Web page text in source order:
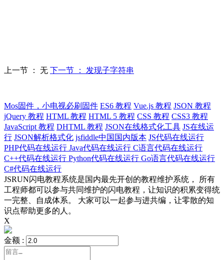
上一节 ： 无 下一节 ： 发现子字符串
Mos固件，小电视必刷固件 ES6 教程 Vue.js 教程 JSON 教程
jQuery 教程 HTML 教程 HTML 5 教程 CSS 教程 CSS3 教程
JavaScript 教程 DHTML 教程 JSON在线格式化工具 JS在线运
行 JSON解析格式化 jsfiddle中国国内版本 JS代码在线运行
PHP代码在线运行 Java代码在线运行 C语言代码在线运行
C++代码在线运行 Python代码在线运行 Go语言代码在线运行
C#代码在线运行
JSRUN闪电教程系统是国内最先开创的教程维护系统， 所有
工程师都可以参与共同维护的闪电教程，让知识的积累变得统
一完整、自成体系。 大家可以一起参与进共编，让零散的知
识点帮助更多的人。
X
金额 :